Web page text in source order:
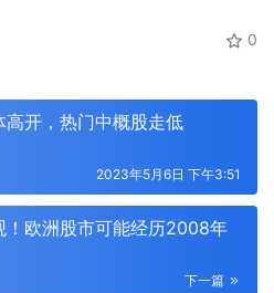
0
开，热门中概股走低
2023年5月6日 下午3:51
！欧洲股市可能经历2008年
下一篇